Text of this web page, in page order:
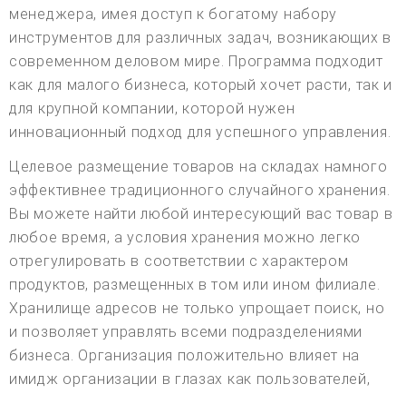
менеджера, имея доступ к богатому набору
инструментов для различных задач, возникающих в
современном деловом мире. Программа подходит
как для малого бизнеса, который хочет расти, так и
для крупной компании, которой нужен
инновационный подход для успешного управления.
Целевое размещение товаров на складах намного
эффективнее традиционного случайного хранения.
Вы можете найти любой интересующий вас товар в
любое время, а условия хранения можно легко
отрегулировать в соответствии с характером
продуктов, размещенных в том или ином филиале.
Хранилище адресов не только упрощает поиск, но
и позволяет управлять всеми подразделениями
бизнеса. Организация положительно влияет на
имидж организации в глазах как пользователей,